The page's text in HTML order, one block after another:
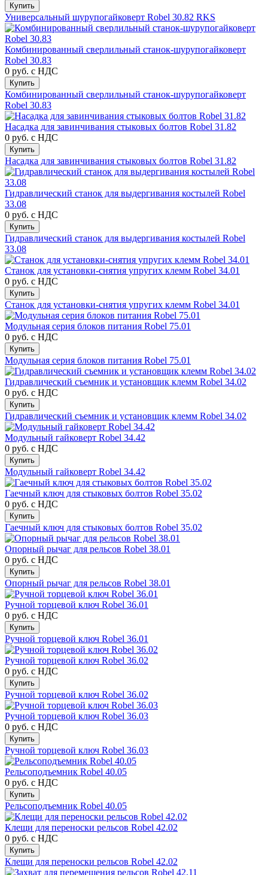
Купить
Универсальный шурупогайковерт Robel 30.82 RKS
Комбинированный сверлильный станок-шурупогайковерт
Robel 30.83
0 руб. с НДС
Купить
Комбинированный сверлильный станок-шурупогайковерт
Robel 30.83
Насадка для завинчивания стыковых болтов Robel 31.82
0 руб. с НДС
Купить
Насадка для завинчивания стыковых болтов Robel 31.82
Гидравлический станок для выдергивания костылей Robel
33.08
0 руб. с НДС
Купить
Гидравлический станок для выдергивания костылей Robel
33.08
Станок для установки-снятия упругих клемм Robel 34.01
0 руб. с НДС
Купить
Станок для установки-снятия упругих клемм Robel 34.01
Модульная серия блоков питания Robel 75.01
0 руб. с НДС
Купить
Модульная серия блоков питания Robel 75.01
Гидравлический съемник и установщик клемм Robel 34.02
0 руб. с НДС
Купить
Гидравлический съемник и установщик клемм Robel 34.02
Модульный гайковерт Robel 34.42
0 руб. с НДС
Купить
Модульный гайковерт Robel 34.42
Гаечный ключ для стыковых болтов Robel 35.02
0 руб. с НДС
Купить
Гаечный ключ для стыковых болтов Robel 35.02
Опорный рычаг для рельсов Robel 38.01
0 руб. с НДС
Купить
Опорный рычаг для рельсов Robel 38.01
Ручной торцевой ключ Robel 36.01
0 руб. с НДС
Купить
Ручной торцевой ключ Robel 36.01
Ручной торцевой ключ Robel 36.02
0 руб. с НДС
Купить
Ручной торцевой ключ Robel 36.02
Ручной торцевой ключ Robel 36.03
0 руб. с НДС
Купить
Ручной торцевой ключ Robel 36.03
Рельсоподъемник Robel 40.05
0 руб. с НДС
Купить
Рельсоподъемник Robel 40.05
Клещи для переноски рельсов Robel 42.02
0 руб. с НДС
Купить
Клещи для переноски рельсов Robel 42.02